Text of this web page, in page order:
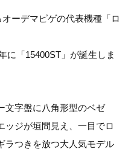
ーデマピゲの代表機種「ロ
に「15400ST」が誕生しま
文字盤に八角形型のベゼ
ッジが垣間見え、一目でロ
ラつきを放つ大人気モデル